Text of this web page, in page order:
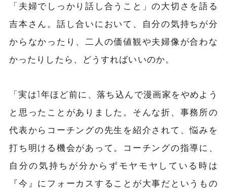
「夫婦でしっかり話し合うこと」の大切さを語る
吉本さん。話し合いにおいて、自分の気持ちが分
からなかったり、二人の価値観や夫婦像が合わな
かったりしたら、どうすればいいのか。
「実は1年ほど前に、落ち込んで漫画家をやめよう
と思ったことがありました。そんな折、 事務所の
代表 からコーチングの先生を紹介されて、悩みを
打ち明ける機会があって。コーチングの指導に、
自分の気持ちが分からずモヤモヤしている時は
『今』にフォーカスすることが大事だというもの